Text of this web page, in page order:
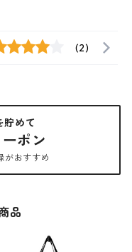
(2)
貯めて
ポン
がおすすめ
品